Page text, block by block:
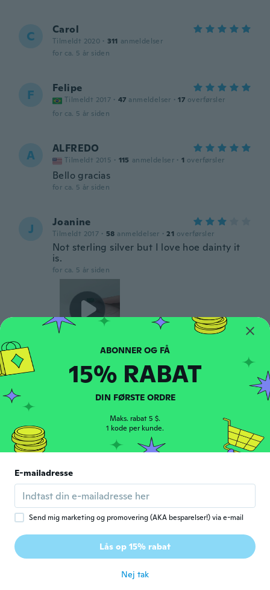
C Carol
Tilmeldt 2020 · 311 anmeldelser
for ca. 5 år siden
F Felipe
Tilmeldt 2017 · 47 anmeldelser · 17 overførsler
for ca. 5 år siden
A ALFREDO
Tilmeldt 2015 · 115 anmeldelser · 1 overførsler
Bello gracias
for ca. 5 år siden
J Joanine
Tilmeldt 2017 · 58 anmeldelser · 21 overførsler
Not sterling silver but I love hoe dainty it
is.
for ca. 5 år siden
恒 恒作
Tilmeldt 2017 · 57 anmeldelser · 1 overførsler
A 241 anmeldelser
C Connie
Tilmeldt 2021 · 16 anmeldelser
for ca. 5 år siden
15% RABAT
DIN FØRSTE ORDRE
Maks. rabat 5 $.
1 kode per kunde.
E-mailadresse
Send mig marketing og promovering (AKA besparelser!) via e-mail
Lås op 15% rabat
Nej tak